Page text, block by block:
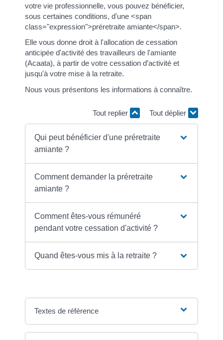
votre vie professionnelle, vous pouvez bénéficier,
sous certaines conditions, d'une <span
class="expression">préretraite amiante</span>.
Elle vous donne droit à l'allocation de cessation
anticipée d'activité des travailleurs de l'amiante
(Acaata), à partir de votre cessation d’activité et
jusqu'à votre mise à la retraite.
Nous vous présentons les informations à connaître.
Tout replier Tout déplier
Qui peut bénéficier d'une préretraite
amiante ?
Comment demander la préretraite
amiante ?
Comment êtes-vous rémunéré
pendant votre cessation d'activité ?
Quand êtes-vous mis à la retraite ?
Textes de référence